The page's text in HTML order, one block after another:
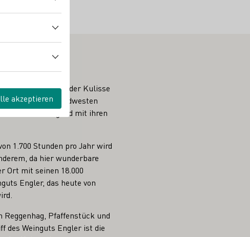
wo der Wein vor der Kulisse
im äußersten Südwesten
die Gegend mit ihren
1.700 Stunden pro Jahr wird
da hier wunderbare
Ort mit seinen 18.000
Engler, das heute von
Pfaffenstück und
des Weinguts Engler ist die
akzeptieren